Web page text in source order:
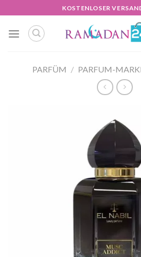
Inhalt
springen
KOSTENLOSER
PARFÜM / PARFUM-